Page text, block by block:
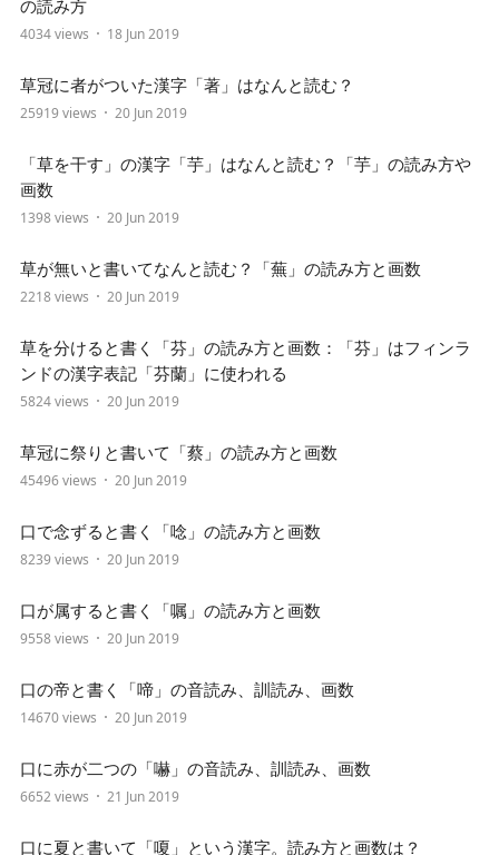
の読み方
4034 views 18 Jun 2019
草冠に者がついた漢字「著」はなんと読む？
25919 views 20 Jun 2019
「草を干す」の漢字「芋」はなんと読む？「芋」の読み方や
画数
1398 views 20 Jun 2019
草が無いと書いてなんと読む？「蕪」の読み方と画数
2218 views 20 Jun 2019
草を分けると書く「芬」の読み方と画数：「芬」はフィンラ
ンドの漢字表記「芬蘭」に使われる
5824 views 20 Jun 2019
草冠に祭りと書いて「蔡」の読み方と画数
45496 views 20 Jun 2019
口で念ずると書く「唸」の読み方と画数
8239 views 20 Jun 2019
口が属すると書く「嘱」の読み方と画数
9558 views 20 Jun 2019
口の帝と書く「啼」の音読み、訓読み、画数
14670 views 20 Jun 2019
口に赤が二つの「嚇」の音読み、訓読み、画数
6652 views 21 Jun 2019
口に夏と書いて「嗄」という漢字。読み方と画数は？